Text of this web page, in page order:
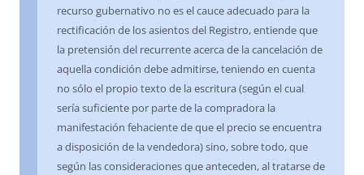
recurso gubernativo no es el cauce adecuado para la
rectificación de los asientos del Registro, entiende que
la pretensión del recurrente acerca de la cancelación de
aquella condición debe admitirse, teniendo en cuenta
no sólo el propio texto de la escritura (según el cual
sería suficiente por parte de la compradora la
manifestación fehaciente de que el precio se encuentra
a disposición de la vendedora) sino, sobre todo, que
según las consideraciones que anteceden, al tratarse de